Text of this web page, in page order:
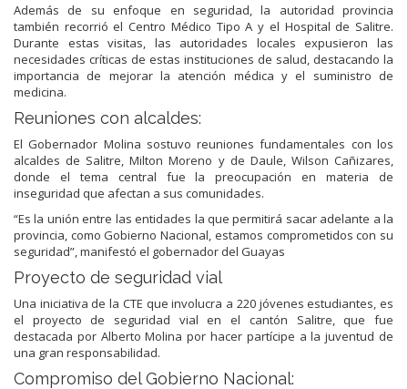
Además de su enfoque en seguridad, la autoridad provincia
también recorrió el Centro Médico Tipo A y el Hospital de Salitre.
Durante estas visitas, las autoridades locales expusieron las
necesidades críticas de estas instituciones de salud, destacando la
importancia de mejorar la atención médica y el suministro de
medicina.
Reuniones con alcaldes:
El Gobernador Molina sostuvo reuniones fundamentales con los
alcaldes de Salitre, Milton Moreno y de Daule, Wilson Cañizares,
donde el tema central fue la preocupación en materia de
inseguridad que afectan a sus comunidades.
“Es la unión entre las entidades la que permitirá sacar adelante a la
provincia, como Gobierno Nacional, estamos comprometidos con su
seguridad”, manifestó el gobernador del Guayas
Proyecto de seguridad vial
Una iniciativa de la CTE que involucra a 220 jóvenes estudiantes, es
el proyecto de seguridad vial en el cantón Salitre, que fue
destacada por Alberto Molina por hacer partícipe a la juventud de
una gran responsabilidad.
Compromiso del Gobierno Nacional: